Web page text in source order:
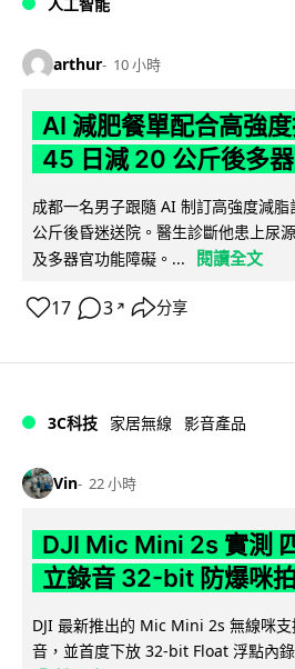
arthur 10 小時
AI 減肥餐單配合高強
45 日減 20 公斤後多
成都一名男子跟隨 AI 制訂高強度減
公斤後昏迷送院。醫生診斷他患上尿
及多器官功能障礙。...
閱讀全文
17 3 ↗ 分享
3C科技 家居無線 影音產品
Vin 22 小時
DJI Mic Mini 2s 實測
立錄音 32-bit 防爆咪
DJI 最新推出的 Mic Mini 2s 無線咪
音，並首度下放 32-bit Float 浮點內